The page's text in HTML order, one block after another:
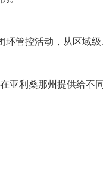
控活动，从区域级
利桑那州提供给不